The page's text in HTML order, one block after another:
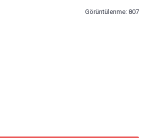
Görüntülenme: 807